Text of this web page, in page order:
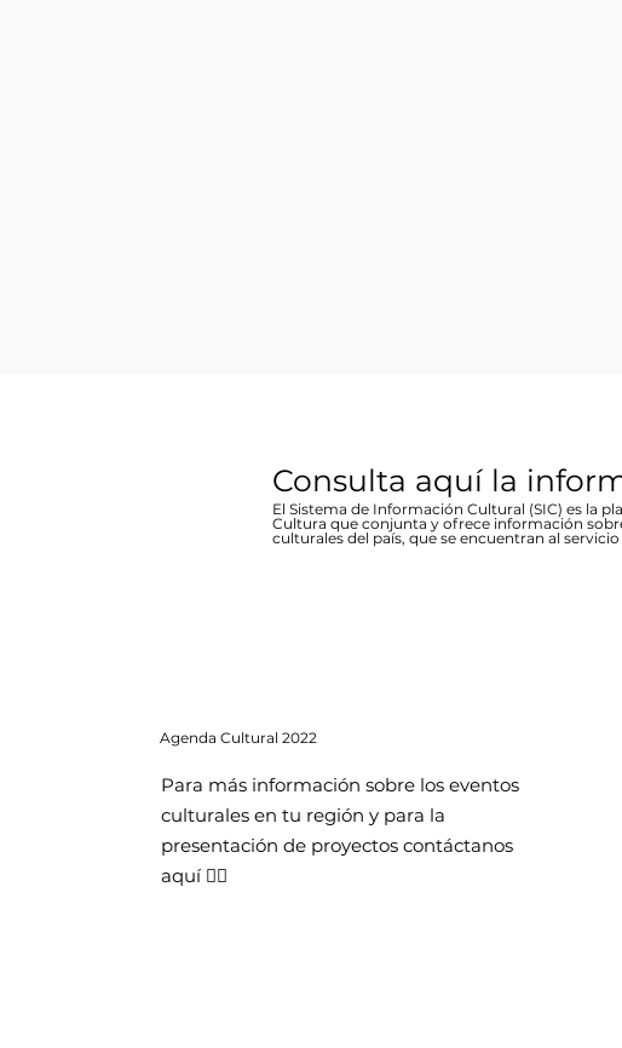
Consulta aquí la
El Sistema de Información Cultural (SIC) es la
Cultura que conjunta y ofrece información
culturales del país, que se encuentran al
AgendaCultural 2022
Para más información sobre los eventos
culturales en tu región y para la
presentación de proyectos contáctanos
aquí 👇🏻